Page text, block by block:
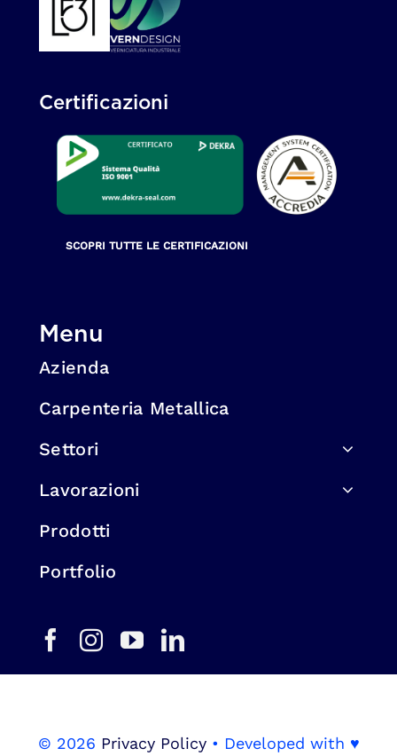
Menu
Azienda
Carpenteria Metallica
Settori
Lavorazioni
Prodotti
Portfolio
Certificazioni
SCOPRI TUTTE LE CERTIFICAZIONI
© 2026 Privacy Policy• Developed with ♥